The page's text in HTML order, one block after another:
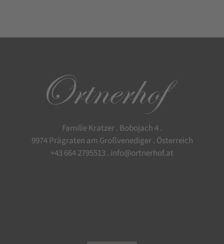
Familie Kratzer . Bobojach 4 .
9974 Prägraten am Großvenediger . Österreich
+43 664 2795513. info@ortnerhof.at